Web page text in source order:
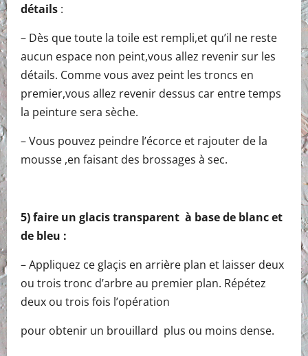
détails :
– Dès que toute la toile est rempli,et qu’il ne reste
aucun espace non peint,vous allez revenir sur les
détails. Comme vous avez peint les troncs en
premier,vous allez revenir dessus car entre temps
la peinture sera sèche.
– Vous pouvez peindre l’écorce et rajouter de la
mousse ,en faisant des brossages à sec.
5) faire un glacis transparent à base de blanc et
de bleu :
– Appliquez ce glaçis en arrière plan et laisser deux
ou trois tronc d’arbre au premier plan. Répétez
deux ou trois fois l’opération
pour obtenir un brouillard plus ou moins dense.